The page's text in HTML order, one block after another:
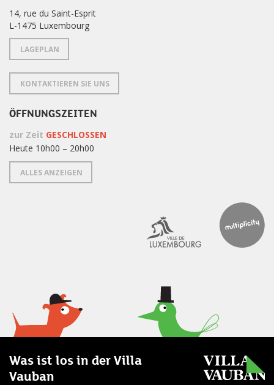
14, rue du Saint-Esprit
L-1475 Luxembourg
LAGEPLAN
KONTAKTIEREN SIE UNS
ÖFFNUNGSZEITEN
zur Zeit GESCHLOSSEN
Heute 10h00 – 20h00
ALLES ANZEIGEN
Was ist los in der Villa
Vauban